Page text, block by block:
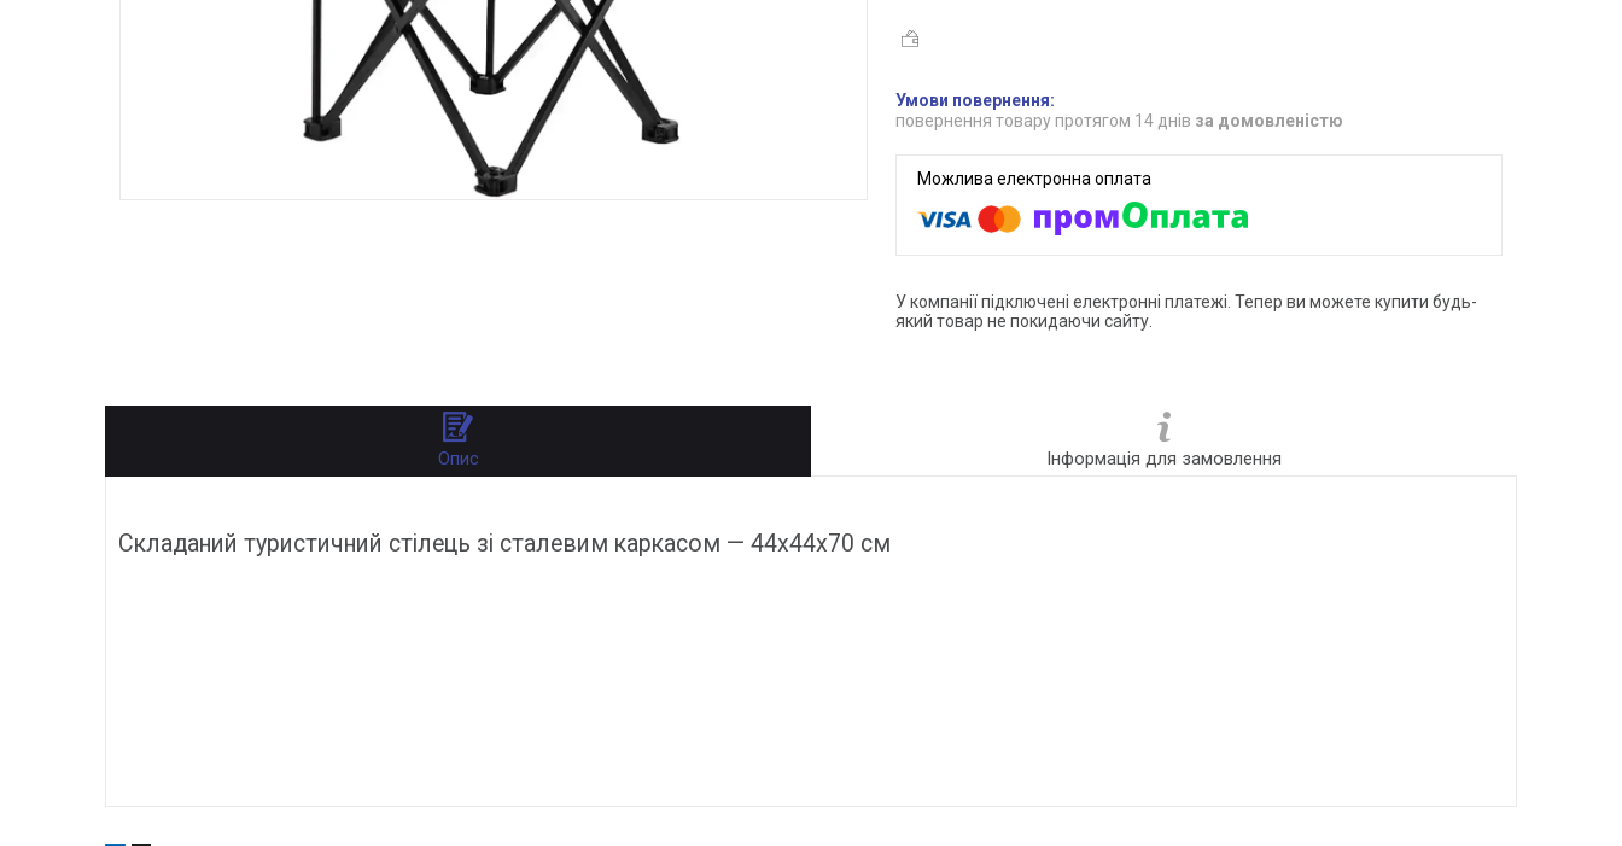
повернення товару протягом 14 днів за домовленістю
У компанії підключені електронні платежі. Тепер ви можете купити будь-
який товар не покидаючи сайту.
Опис Інформація для замовлення
Складаний туристичний стілець зі сталевим каркасом — 44х44х70 см